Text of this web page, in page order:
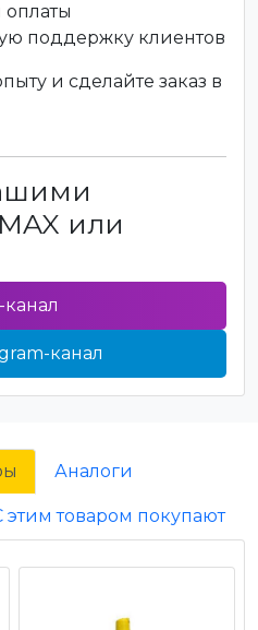
поддержку клиентов
и сделайте заказ в
или
канал
Аналоги
этим товаром покупают